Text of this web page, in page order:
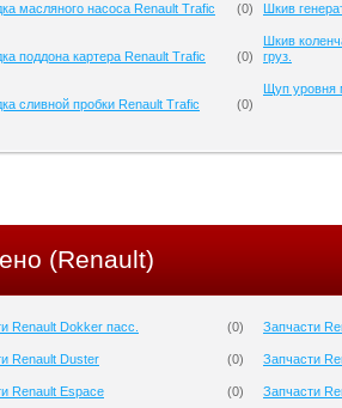
масляного насоса Renault Trafic
(0)
поддона картера Renault Trafic
(0)
сливной пробки Renault Trafic
(0)
Шкив
Шкив
груз.
Щуп уровня
(Renault)
Renault Dokker пасс. (0)
Renault Duster (0)
Renault Espace (0)
Запчасти
Запчасти
Запчасти